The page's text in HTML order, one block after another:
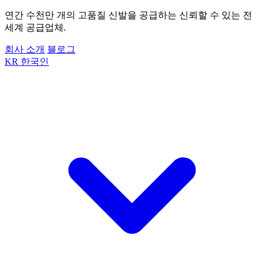
연간 수천만 개의 고품질 신발을 공급하는 신뢰할 수 있는 전
세계 공급업체.
회사 소개 블로그
KR 한국인